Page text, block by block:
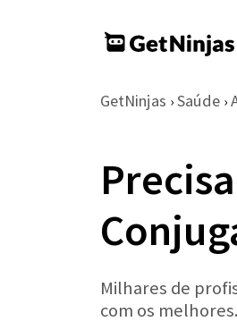
GetNinjas › Saúde ›
Milhares de
com os melhores.